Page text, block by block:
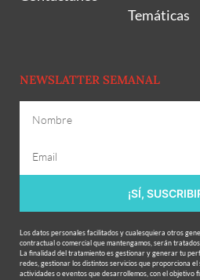
Temáticas
NEWSLATTER SEMANAL
¡SÍ,
Los datos personales facilitados y cualesquiera otros
contractual o comercial que mantengamos, serán
La finalidad del tratamiento es gestionar y generar tu
redes, gestionar los distintos servicios que proporciona
actividades o eventos que desarrollemos, con el